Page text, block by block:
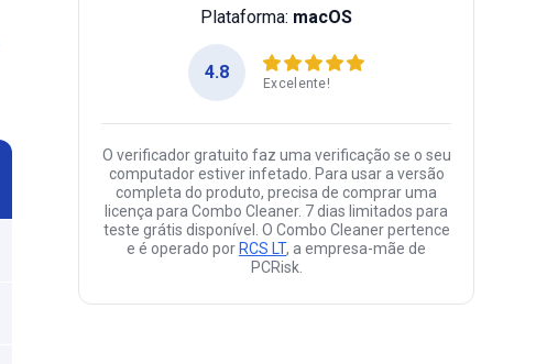
Plataforma: macOS
4.8
Excelente!
O verificador gratuito faz uma verificação se o seu
computador estiver infetado. Para usar a versão
completa do produto, precisa de comprar uma
licença para Combo Cleaner. 7 dias limitados para
teste grátis disponível. O Combo Cleaner pertence
e é operado por RCS LT, a empresa-mãe de
PCRisk.